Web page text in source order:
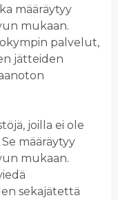
määräytyy
mukaan.
palvelut,
jätteiden
joilla ei ole
määräytyy
mukaan.
sekajätettä